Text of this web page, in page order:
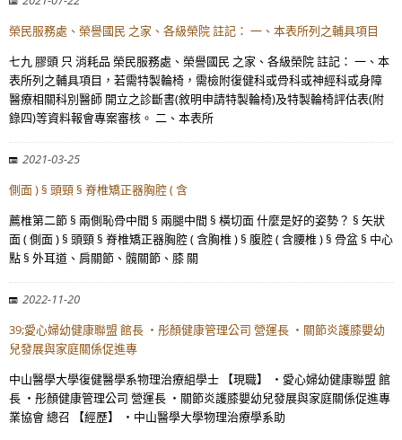
榮民服務處、榮譽國民 之家、各級榮院 註記： 一、本表所列之輔具項目
七九 膠頭 只 消耗品 榮民服務處、榮譽國民 之家、各級榮院 註記： 一、本
表所列之輔具項目，若需特製輪椅，需檢附復健科或骨科或神經科或身障
醫療相關科別醫師 開立之診斷書(敘明申請特製輪椅)及特製輪椅評估表(附
錄四)等資料報會專案審核。 二、本表所
2021-03-25
側面 ) § 頭頸 § 脊椎矯正器胸腔 ( 含
薦椎第二節 § 兩側恥骨中間 § 兩腿中間 § 橫切面 什麼是好的姿勢？ § 矢狀
面 ( 側面 ) § 頭頸 § 脊椎矯正器胸腔 ( 含胸椎 ) § 腹腔 ( 含腰椎 ) § 骨盆 § 中心
點 § 外耳道、肩關節、髖關節、膝 關
2022-11-20
39;愛心婦幼健康聯盟 館長 ・彤顏健康管理公司 營運長 ・關節炎護膝嬰幼
兒發展與家庭關係促進專
中山醫學大學復健醫學系物理治療組學士 【現職】 ・愛心婦幼健康聯盟 館
長 ・彤顏健康管理公司 營運長 ・關節炎護膝嬰幼兒發展與家庭關係促進專
業協會 總召 【經歷】 ・中山醫學大學物理治療學系助